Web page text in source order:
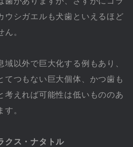
ウシガエルも犬歯といえるほど
。
以外で巨大化する例もあり、
てつもない巨大個体、かつ歯も
考えれば可能性は低いもののあ
。
クス・ナタトル